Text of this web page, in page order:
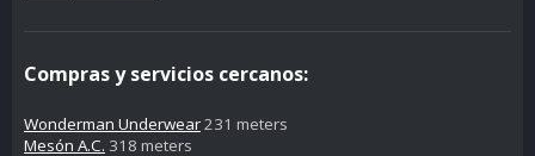
Compras y servicios cercanos:
Wonderman Underwear231 meters
Mesón A.C. 318 meters